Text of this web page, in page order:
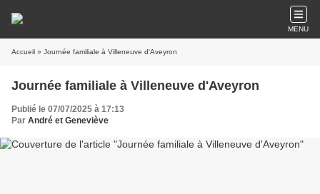
MENU
Accueil » Journée familiale à Villeneuve d'Aveyron
Journée familiale à Villeneuve d'Aveyron
Publié le 07/07/2025 à 17:13
Par André et Geneviève